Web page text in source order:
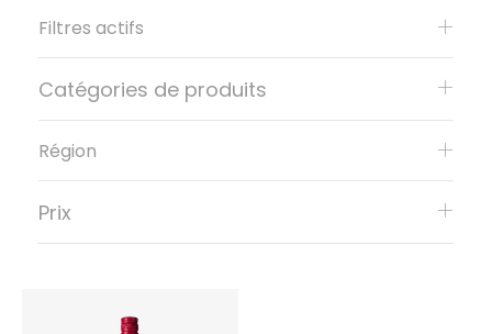
Filtres actifs
Catégories de produits
Région
Prix